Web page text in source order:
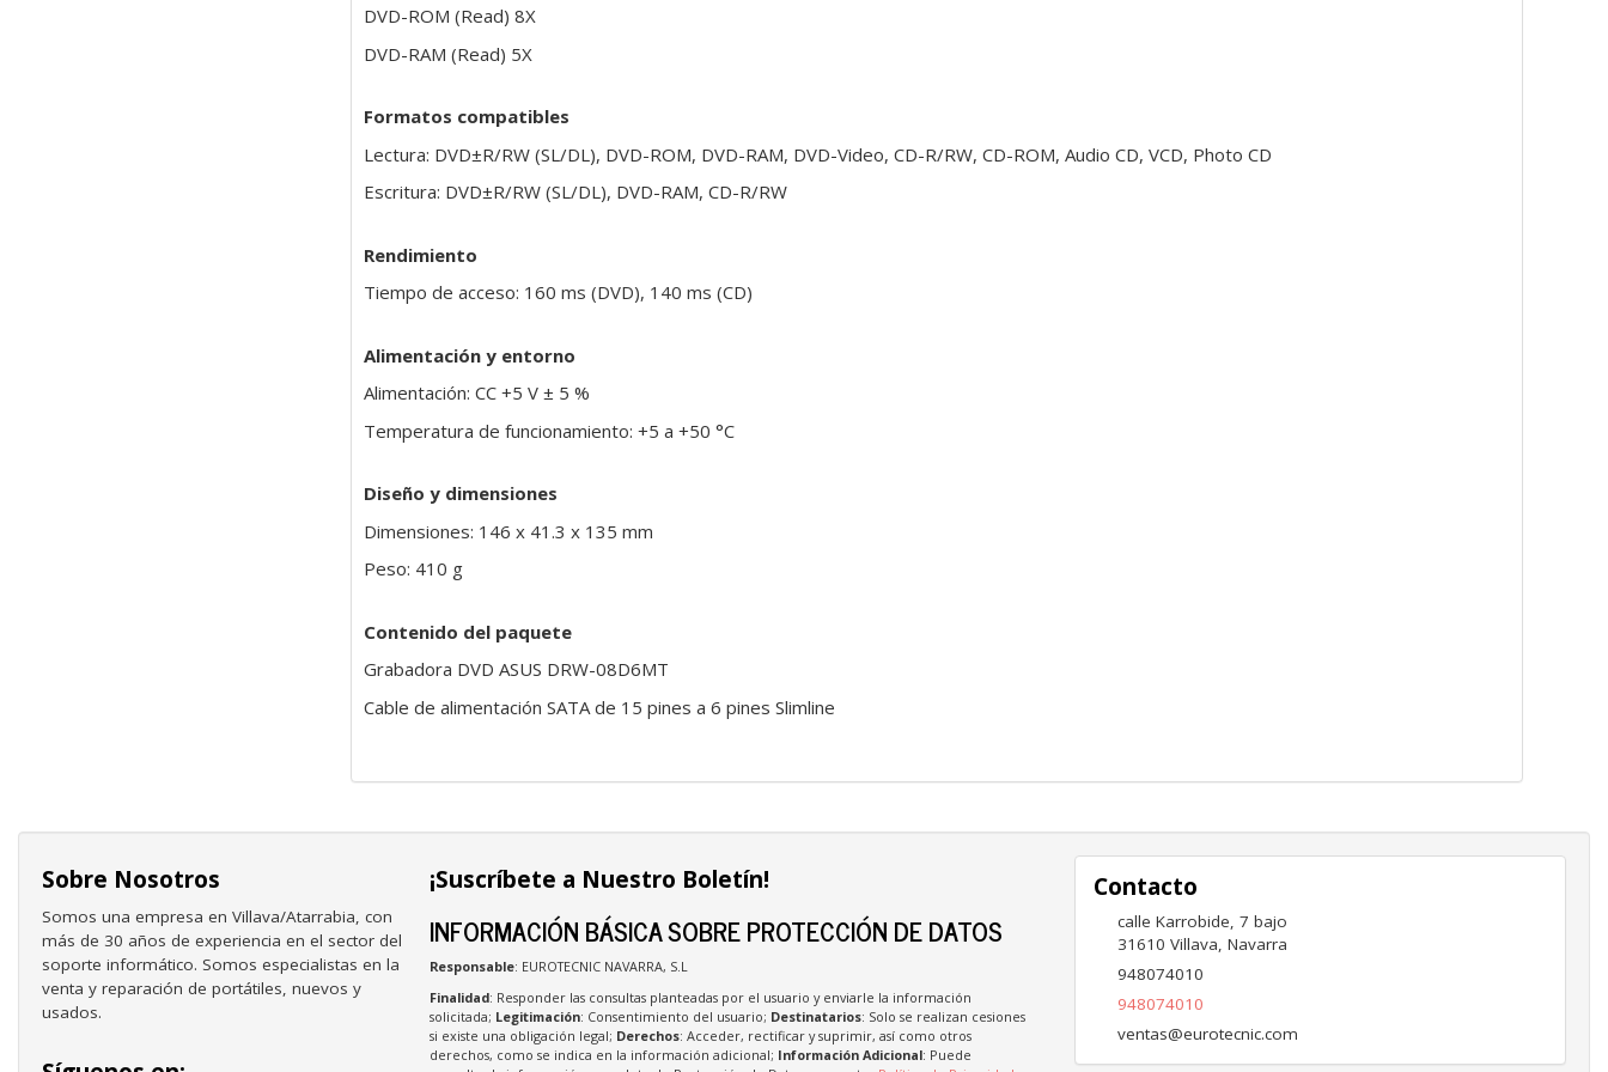
DVD-ROM (Read) 8X
DVD-RAM (Read) 5X
Formatos compatibles
Lectura: DVD±R/RW (SL/DL), DVD-ROM, DVD-RAM, DVD-Video, CD-R/RW, CD-ROM, Audio CD, VCD, Photo CD
Escritura: DVD±R/RW (SL/DL), DVD-RAM, CD-R/RW
Rendimiento
Tiempo de acceso: 160 ms (DVD), 140 ms (CD)
Alimentación y entorno
Alimentación: CC +5 V ± 5 %
Temperatura de funcionamiento: +5 a +50 °C
Diseño y dimensiones
Dimensiones: 146 x 41.3 x 135 mm
Peso: 410 g
Contenido del paquete
Grabadora DVD ASUS DRW-08D6MT
Cable de alimentación SATA de 15 pines a 6 pines Slimline
Sobre Nosotros
Somos una empresa en Villava/Atarrabia, con
más de 30 años de experiencia en el sector del
soporte informático. Somos especialistas en la
venta y reparación de portátiles, nuevos y
usados.
¡Suscríbete a Nuestro Boletín!
INFORMACIÓN BÁSICA SOBRE PROTECCIÓN DE DATOS
Responsable: EUROTECNIC NAVARRA, S.L
Finalidad: Responder las consultas planteadas por el usuario y enviarle la información
solicitada; Legitimación: Consentimiento del usuario; Destinatarios: Solo se realizan cesiones
si existe una obligación legal; Derechos: Acceder, rectificar y suprimir, así como otros
derechos, como se indica en la información adicional; Información Adicional: Puede
Contacto
calle Karrobide, 7 bajo
31610 Villava, Navarra
948074010
948074010
ventas@eurotecnic.com